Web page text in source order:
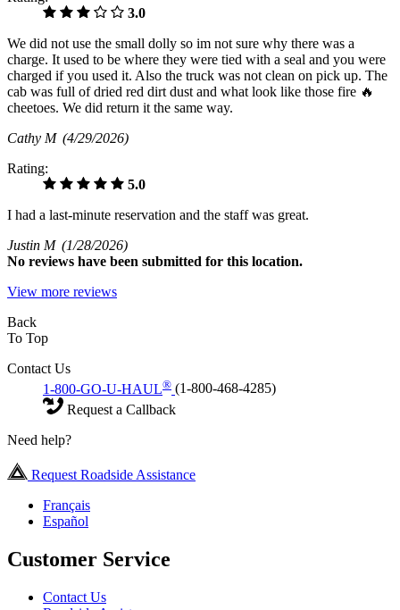
3.0
We did not use the small dolly so im not sure why there was a
charge. It used to be where they were tied with a seal and you were
charged if you used it. Also the truck was not clean on pick up. The
cab was full of dried red dirt dust and what look like those fire 🔥
cheetoes. We did return it the same way.
Cathy M (4/29/2026)
Rating:
5.0
I had a last-minute reservation and the staff was great.
Justin M (1/28/2026)
No reviews have been submitted for this location.
View more reviews
Back
To Top
Contact Us
1-800-GO-U-HAUL® (1-800-468-4285)
Request a Callback
Need help?
Request Roadside Assistance
Français
Español
Customer Service
Contact Us